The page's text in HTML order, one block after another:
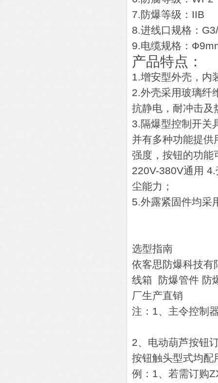
7.防爆等级：IIB
8.进线口规格：
9.电缆规格：
产品特点：
1.增安型外壳，内
2.外壳采用玻璃纤
抗静电，耐冲击
3.隔爆型控制开关
并有多种功能提供
强度，按钮的功能
220V-380V通用
尘能力；
5.外露紧固件均采
选型指南
依客思防爆科技
线箱 防爆管件 防
厂生产直销
注：1、主令控制
2、电动葫芦按钮
按钮触头型式均配
例：1、若需订购